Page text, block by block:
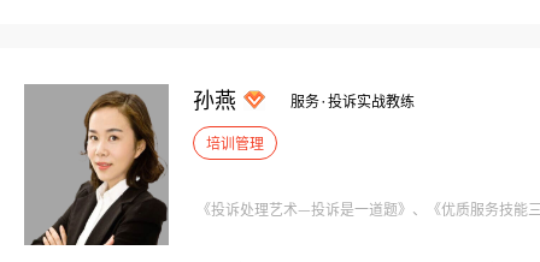
孙燕 服务·投诉实战教练
培训管理
《投诉处理艺术—投诉是一道题》、《优质服务技能